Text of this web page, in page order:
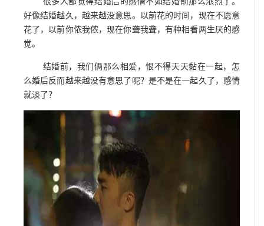
好像结婚越久，越来越没意思。以前花的时间，现在不愿意
花了，以前你侬我侬，现在你聋我聋，有种相看两生厌的感
觉。
结婚前，我们俩那么相爱，恨不得天天黏在一起，怎
么婚后反而越来越没有意思了呢？是不是在一起久了，感情
就淡了？